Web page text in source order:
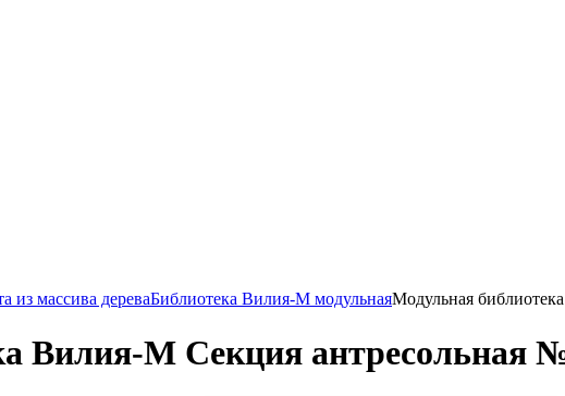
из массива дереваБиблиотека Вилия-М модульнаяМодульная
Вилия-М Секция антресольная